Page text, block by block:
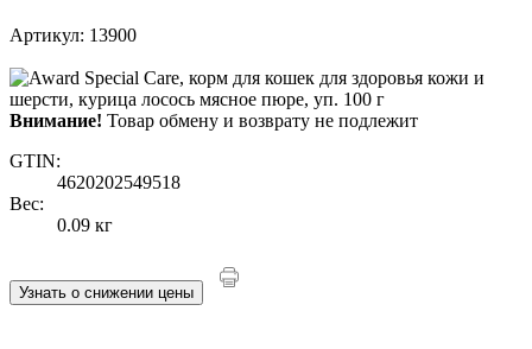
Артикул: 13900
Внимание! Товар обмену и возврату не подлежит
GTIN:
4620202549518
Вес:
0.09 кг
Узнать о снижении цены